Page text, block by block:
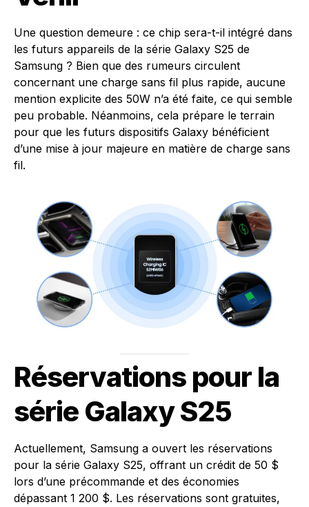
Une question demeure : ce chip sera-t-il intégré dans
les futurs appareils de la série Galaxy S25 de
Samsung ? Bien que des rumeurs circulent
concernant une charge sans fil plus rapide, aucune
mention explicite des 50W n’a été faite, ce qui semble
peu probable. Néanmoins, cela prépare le terrain
pour que les futurs dispositifs Galaxy bénéficient
d’une mise à jour majeure en matière de charge sans
fil.
Réservations pour la
série Galaxy S25
Actuellement, Samsung a ouvert les réservations
pour la série Galaxy S25, offrant un crédit de 50 $
lors d’une précommande et des économies
dépassant 1 200 $. Les réservations sont gratuites,